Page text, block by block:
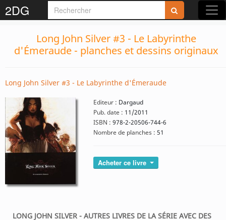
2DG
Long John Silver #3 - Le Labyrinthe
d'Émeraude - planches et dessins originaux
Long John Silver #3 - Le Labyrinthe d'Émeraude
Editeur : Dargaud
Pub. date : 11/2011
ISBN : 978-2-20506-744-6
Nombre de planches : 51
Acheter ce livre
LONG JOHN SILVER - AUTRES LIVRES DE LA SÉRIE AVEC DES